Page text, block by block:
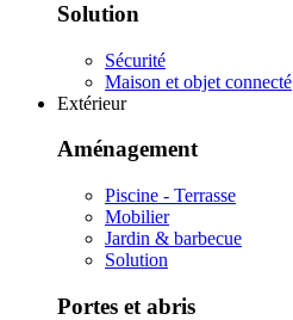
Solution
Sécurité
Maison et objet connecté
Extérieur
Aménagement
Piscine - Terrasse
Mobilier
Jardin & barbecue
Solution
Portes et abris